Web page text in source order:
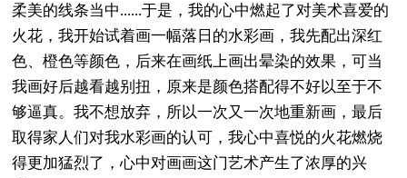
柔美的线条当中......于是，我的心中燃起了对美术喜爱的
火花，我开始试着画一幅落日的水彩画，我先配出深红
色、橙色等颜色，后来在画纸上画出晕染的效果，可当
我画好后越看越别扭，原来是颜色搭配得不好以至于不
够逼真。我不想放弃，所以一次又一次地重新画，最后
取得家人们对我水彩画的认可，我心中喜悦的火花燃烧
得更加猛烈了，心中对画画这门艺术产生了浓厚的兴